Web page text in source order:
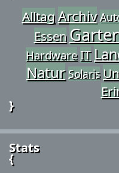
AlltagArchiv
Essen
Hardware IT
Natur Solaris
}
Stats
{